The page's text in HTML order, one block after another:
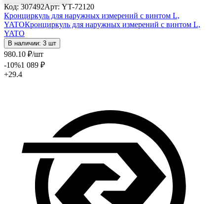
Код: 307492Арт: YT-72120
Кронциркуль для наружных измерений с винтом L,
YATOКронциркуль для наружных измерений с винтом L,
YATO
В наличии: 3 шт
980.10 ₽/шт
-10%1 089 ₽
+29.4